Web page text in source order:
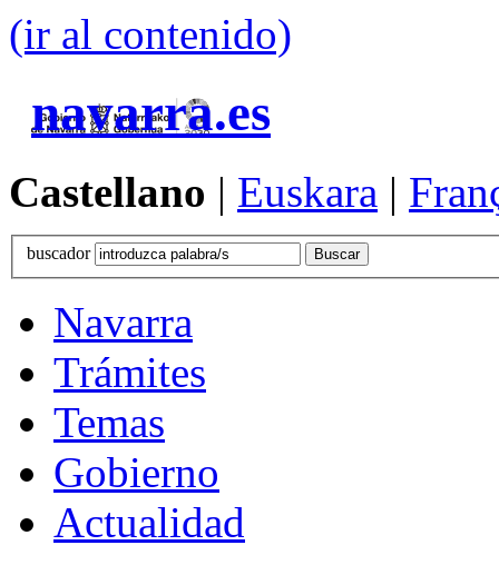
(ir al contenido)
navarra.es
Castellano | Euskara |
buscador
Navarra
Trámites
Temas
Gobierno
Actualidad